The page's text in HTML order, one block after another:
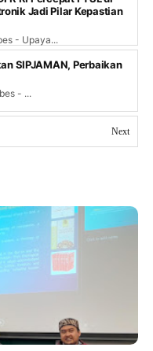
Jadi Pilar Kepastian
- Upaya...
SIPJAMAN, Perbaikan
- ...
Next